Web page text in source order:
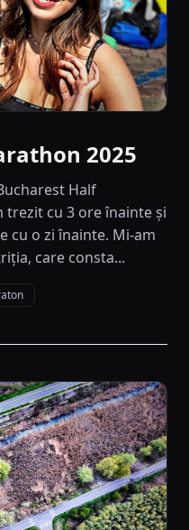
2025
Half
cu 3 ore înainte și
cu o zi înainte. Mi-am
care consta...